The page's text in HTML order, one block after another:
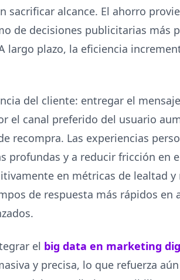
sacrificar alcance. El ahorro
de decisiones publicitarias más
largo plazo, la eficiencia
del cliente: entregar el
el canal preferido del usuario
recompra. Las experiencias
profundas y a reducir fricción en
en métricas de lealtad
de respuesta más rápidos en
el big data en marketing
y precisa, lo que refuerza